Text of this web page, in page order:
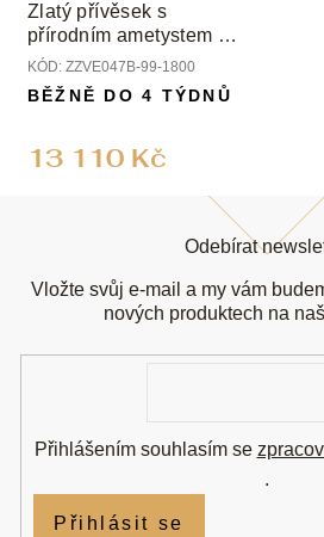
Zlatý přívěsek s
přírodním ametystem a
diamantem
KÓD: ZZVE047B-99-1800
13 110 Kč
BĚŽNĚ DO 4 TÝDNŮ
Odebírat
Vložte svůj e-mail a my vám
nových produktech na
Přihlášením souhlasím se
.
Přihlásit se